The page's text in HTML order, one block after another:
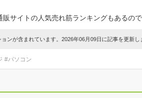
サイトの人気売れ筋ランキングもあるの
ンが含まれています。2026年06月09日に記事を更新し
#パソコン